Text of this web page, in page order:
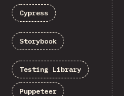
Cypress
Storybook
Testing Library
Puppeteer